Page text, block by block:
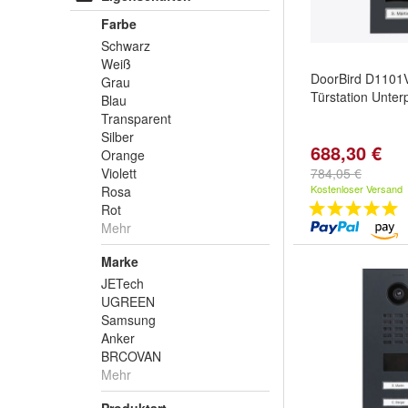
Farbe
Schwarz
Weiß
Grau
Blau
Transparent
Silber
Orange
Violett
Rosa
Rot
Mehr
Marke
JETech
UGREEN
Samsung
Anker
BRCOVAN
Mehr
DoorBird
Türstation
688,30 €
784,05 €
Kostenloser Versand